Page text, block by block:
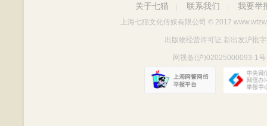
关于七猫 联系我们 我要举
上海七猫文化传媒有限公司 © 2017
出版物经营许可证 新出发沪批
网视备(沪)02025000093-1